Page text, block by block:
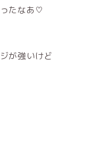
たなあ♡
が強いけど